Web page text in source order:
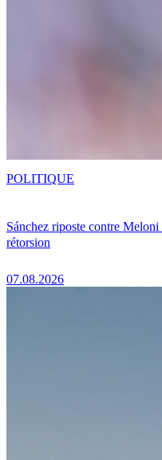
Sánchez riposte contre
rétorsion
07.08.2026
POLITIQUE